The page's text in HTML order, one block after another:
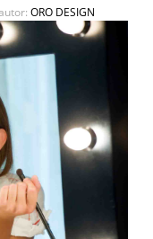
ORO DESIGN